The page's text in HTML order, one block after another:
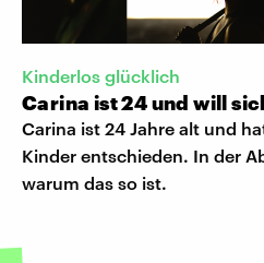
Kinderlos glücklich
Carina ist 24 und will
Carina ist 24 Jahre alt und
Kinder entschieden. In der
warum das so ist.